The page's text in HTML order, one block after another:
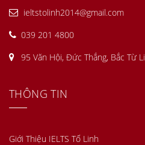
ieltstolinh2014@gmail.com
039 201 4800
95 Văn Hội, Đức Thắng, Bắc Từ
THÔNG TIN
Giới Thiệu IELTS Tố Linh